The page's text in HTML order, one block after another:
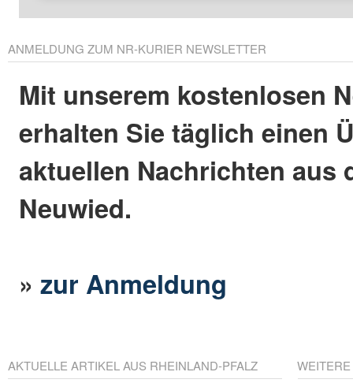
ANMELDUNG ZUM NR-KURIER NEWSLETTER
Mit unserem kostenlosen
erhalten Sie täglich einen
aktuellen Nachrichten aus
Neuwied.
»zur Anmeldung
AKTUELLE ARTIKEL AUS RHEINLAND-PFALZ